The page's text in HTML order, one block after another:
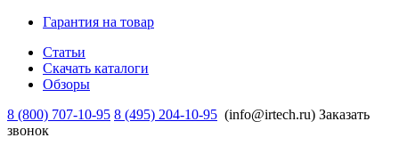
Гарантия на товар
Статьи
Скачать каталоги
Обзоры
8 (800) 707-10-95 8 (495) 204-10-95 (info@irtech.ru) Заказать
звонок